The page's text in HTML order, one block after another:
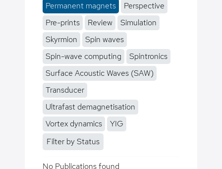
Permanent magnets
Perspective
Pre-prints
Review
Simulation
Skyrmion
Spin waves
Spin-wave computing
Spintronics
Surface Acoustic Waves (SAW)
Transducer
Ultrafast demagnetisation
Vortex dynamics
YIG
Filter by Status
No Publications found